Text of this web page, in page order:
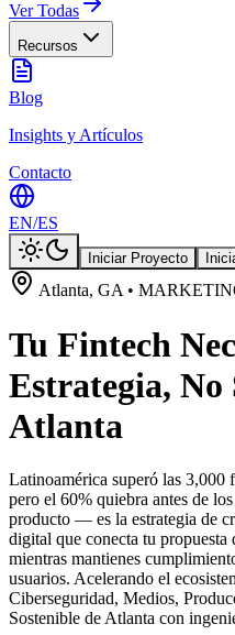
Ver Todas
Recursos
Blog
Insights y Artículos
Contacto
EN/ES
Iniciar Proyecto
Atlanta, GA •
Tu Fintech
Estrategia, No
Atlanta
Latinoamérica superó las 3,000
pero el 60% quiebra antes de
producto — es la estrategia de
digital que conecta tu propuesta
mientras mantienes
usuarios. Acelerando el
Ciberseguridad, Medios,
Sostenible de Atlanta con